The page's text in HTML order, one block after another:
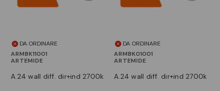
DA ORDINARE
ARMBK11001
ARTEMIDE
a.24 wall diff. dir+ind 2700k
DA ORDINARE
ARMBK01001
ARTEMIDE
a.24 wall diff. dir+ind 2700k